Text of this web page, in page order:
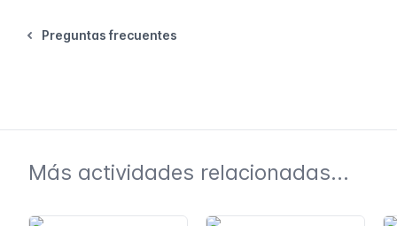
Preguntas frecuentes
Más actividades relacionadas...